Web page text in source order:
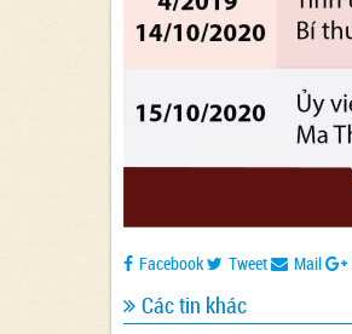
Facebook Tweet Mail
Các tin khác